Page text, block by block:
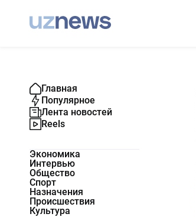
Главная
Популярное
Лента новостей
Reels
Экономика
Интервью
Общество
Спорт
Назначения
Происшествия
Культура